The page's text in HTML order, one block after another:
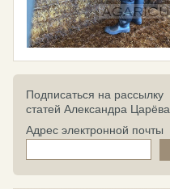
Подписаться на рассылку
статей Александра Царёва
Адрес электронной почты